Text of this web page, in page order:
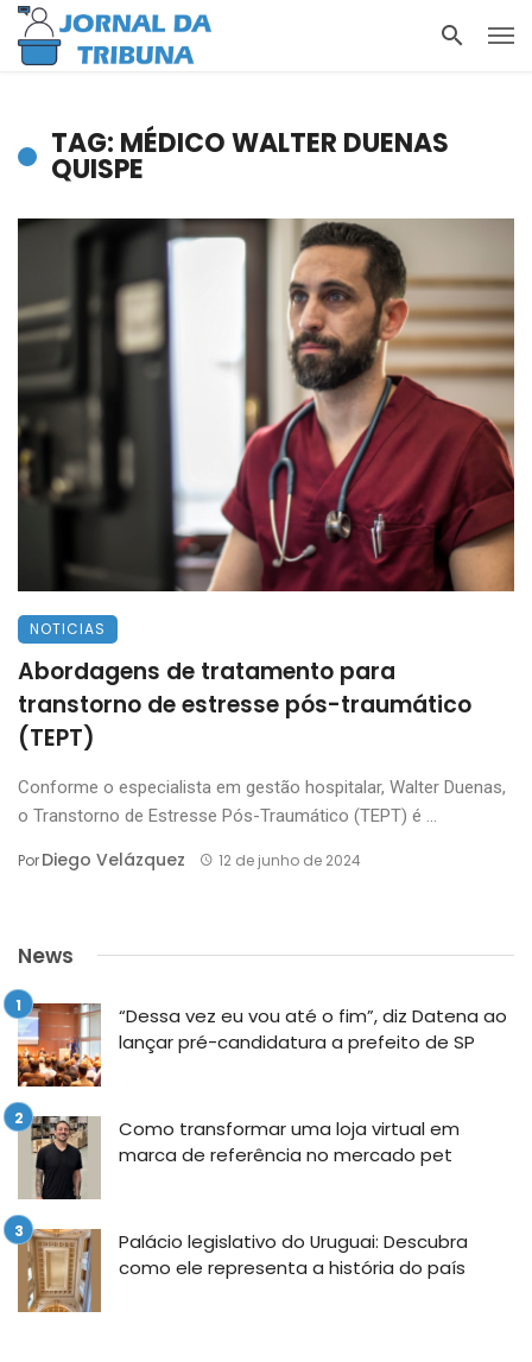
TAG: MÉDICO WALTER DUENAS
QUISPE
NOTICIAS
Abordagens de tratamento para
transtorno de estresse pós-traumático
(TEPT)
Conforme o especialista em gestão hospitalar, Walter Duenas,
o Transtorno de Estresse Pós-Traumático (TEPT) é ...
PorDiego Velázquez 12 de junho de 2024
News
“Dessa vez eu vou até o fim”, diz Datena ao
lançar pré-candidatura a prefeito de SP
Como transformar uma loja virtual em
marca de referência no mercado pet
Palácio legislativo do Uruguai: Descubra
como ele representa a história do país